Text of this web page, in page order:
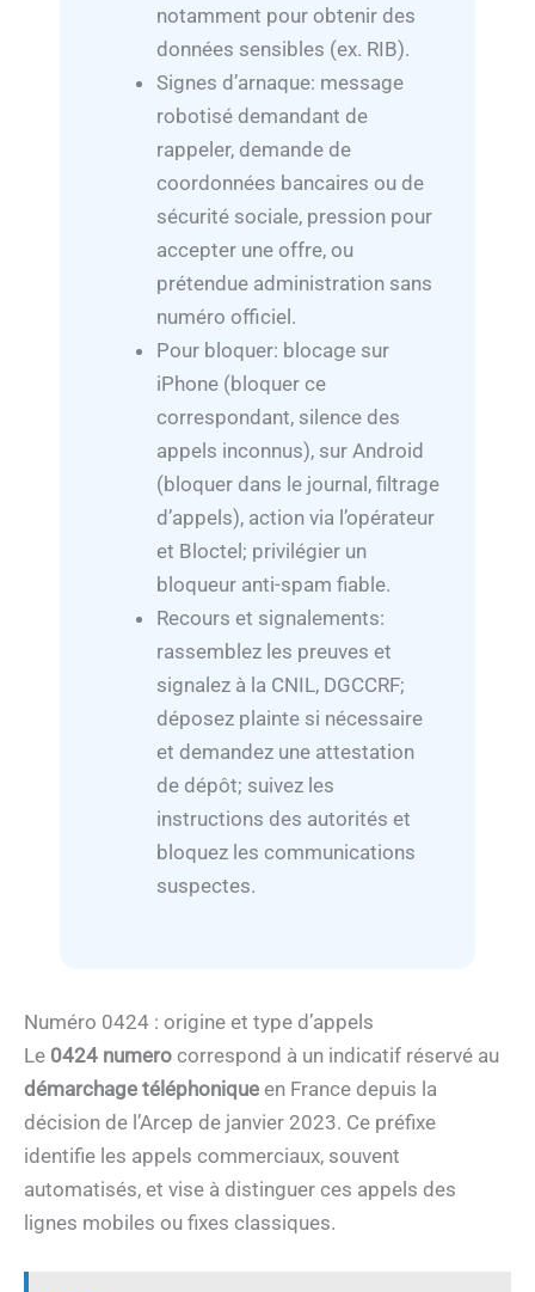
notamment pour obtenir des
données sensibles (ex. RIB).
Signes d’arnaque: message
robotisé demandant de
rappeler, demande de
coordonnées bancaires ou de
sécurité sociale, pression pour
accepter une offre, ou
prétendue administration sans
numéro officiel.
Pour bloquer: blocage sur
iPhone (bloquer ce
correspondant, silence des
appels inconnus), sur Android
(bloquer dans le journal, filtrage
d’appels), action via l’opérateur
et Bloctel; privilégier un
bloqueur anti-spam fiable.
Recours et signalements:
rassemblez les preuves et
signalez à la CNIL, DGCCRF;
déposez plainte si nécessaire
et demandez une attestation
de dépôt; suivez les
instructions des autorités et
bloquez les communications
suspectes.
Numéro 0424 : origine et type d’appels
Le 0424 numero correspond à un indicatif réservé au
démarchage téléphonique en France depuis la
décision de l’Arcep de janvier 2023. Ce préfixe
identifie les appels commerciaux, souvent
automatisés, et vise à distinguer ces appels des
lignes mobiles ou fixes classiques.